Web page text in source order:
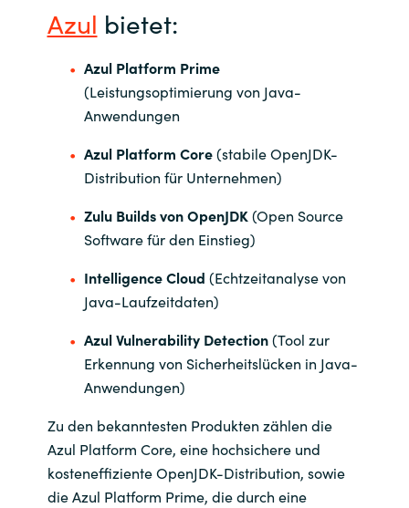
Spain
Sweden
Switzerland
Ukraine
United States
Azul bietet:
Azul Platform Prime
(Leistungsoptimierung von Java-
Anwendungen
Azul Platform Core(stabile OpenJDK-
Distribution für Unternehmen)
Zulu Builds von OpenJDK (Open Source
Software für den Einstieg)
Intelligence Cloud (Echtzeitanalyse von
Java-Laufzeitdaten)
Azul Vulnerability Detection(Tool zur
Erkennung von Sicherheitslücken in Java-
Anwendungen)
Zu den bekanntesten Produkten zählen die
Azul Platform Core, eine hochsichere und
kosteneffiziente OpenJDK-Distribution, sowie
die Azul Platform Prime, die durch eine